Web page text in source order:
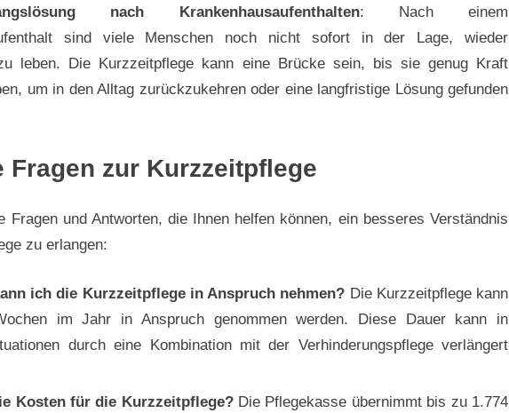
nach Krankenhausaufenthalten: Nach einem
sind viele Menschen noch nicht sofort in der Lage, wieder
leben. Die Kurzzeitpflege kann eine Brücke sein, bis sie genug Kraft
um in den Alltag zurückzukehren oder eine langfristige Lösung gefunden
Fragen zur Kurzzeitpflege
Fragen und Antworten, die Ihnen helfen können, ein besseres Verständnis
zu erlangen:
ich die Kurzzeitpflege in Anspruch nehmen? Die Kurzzeitpflege kann
im Jahr in Anspruch genommen werden. Diese Dauer kann in
durch eine Kombination mit der Verhinderungspflege verlängert
Kosten für die Kurzzeitpflege?Die Pflegekasse übernimmt bis zu 1.774